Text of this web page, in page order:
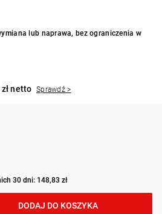
lub naprawa, bez ograniczenia w
netto Sprawdź >
30 dni: 148,83 zł
DODAJ DO KOSZYKA